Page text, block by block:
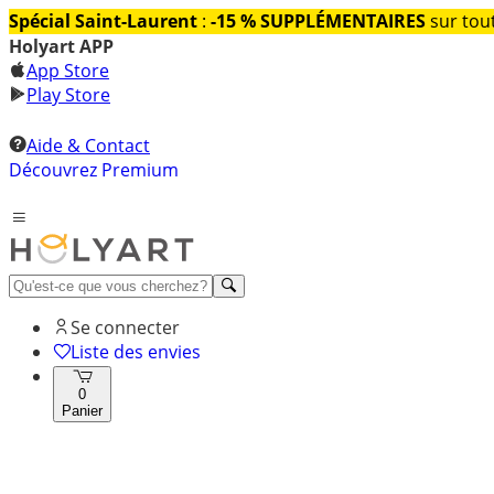
Spécial Saint-Laurent : -15 % SUPPLÉMENTAIRESsur
Holyart APP
App Store
Play Store
Aide & Contact
Découvrez Premium
Se connecter
Liste des envies
0
Panier